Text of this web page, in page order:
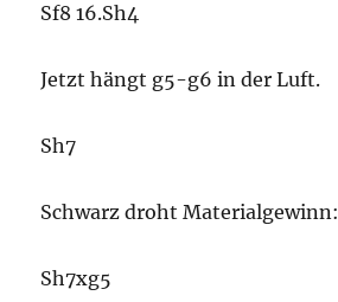
Sf8 16.Sh4
Jetzt hängt g5-g6 in der Luft.
Sh7
Schwarz droht Materialgewinn:
Sh7xg5